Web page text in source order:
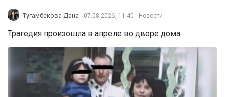
Тугамбекова Дана 07.08.2026, 11:40 Новости
Трагедия произошла в апреле во дворе дома